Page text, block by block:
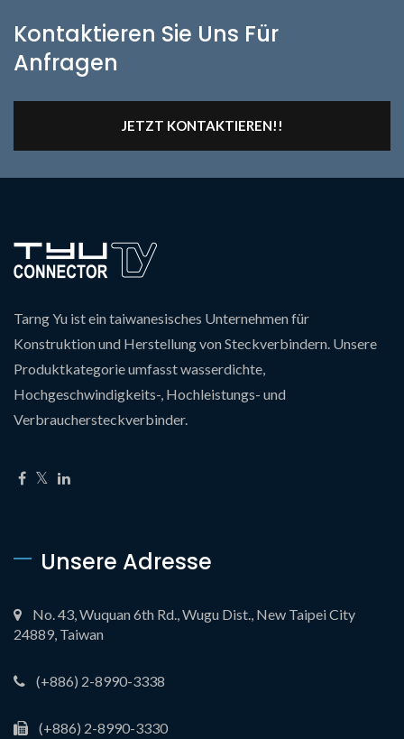
Kontaktieren Sie Uns Für
Anfragen
JETZT KONTAKTIEREN!!
Tarng Yu ist ein taiwanesisches Unternehmen für
Konstruktion und Herstellung von Steckverbindern. Unsere
Produktkategorie umfasst wasserdichte,
Hochgeschwindigkeits-, Hochleistungs- und
Verbrauchersteckverbinder.
Unsere Adresse
No. 43, Wuquan 6th Rd., Wugu Dist., New Taipei City
24889, Taiwan
(+886) 2-8990-3338
(+886) 2-8990-3330